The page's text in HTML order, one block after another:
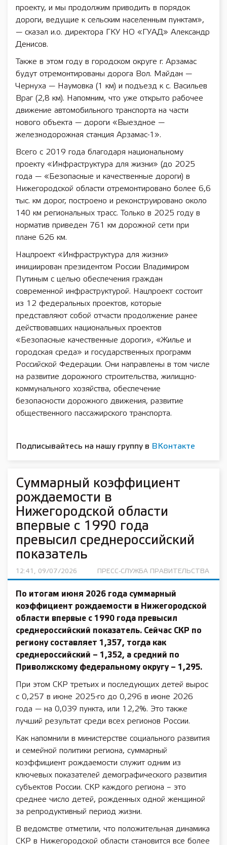
проекту, и мы продолжим приводить в порядок
дороги, ведущие к сельским населенным пунктам»,
— сказал и.о. директора ГКУ НО «ГУАД» Александр
Денисов.
Также в этом году в городском округе г. Арзамас
будут отремонтированы дорога Вол. Майдан —
Чернуха — Наумовка (1 км) и подъезд к с. Васильев
Враг (2,8 км). Напомним, что уже открыто рабочее
движение автомобильного транспорта на части
нового объекта — дороги «Выездное —
железнодорожная станция Арзамас-1».
Всего с 2019 года благодаря национальному
проекту «Инфраструктура для жизни» (до 2025
года — «Безопасные и качественные дороги) в
Нижегородской области отремонтировано более 6,6
тыс. км дорог, построено и реконструировано около
140 км региональных трасс. Только в 2025 году в
норматив приведен 761 км дорожной сети при
плане 626 км.
Нацпроект «Инфраструктура для жизни»
инициирован президентом России Владимиром
Путиным с целью обеспечения граждан
современной инфраструктурой. Нацпроект состоит
из 12 федеральных проектов, которые
представляют собой отчасти продолжение ранее
действовавших национальных проектов
«Безопасные качественные дороги», «Жилье и
городская среда» и государственных программ
Российской Федерации. Они направлены в том числе
на развитие дорожного строительства, жилищно-
коммунального хозяйства, обеспечение
безопасности дорожного движения, развитие
общественного пассажирского транспорта.
Подписывайтесь на нашу группу в ВКонтакте
Суммарный коэффициент
рождаемости в
Нижегородской области
впервые с 1990 года
превысил среднероссийский
показатель
12:41, 09/07/2026 ПРЕСС-СЛУЖБА ПРАВИТЕЛЬСТВА
По итогам июня 2026 года суммарный
коэффициент рождаемости в Нижегородской
области впервые с 1990 года превысил
среднероссийский показатель. Сейчас СКР по
региону составляет 1,357, тогда как
среднероссийский – 1,352, а средний по
Приволжскому федеральному округу – 1,295.
При этом СКР третьих и последующих детей вырос
с 0,257 в июне 2025-го до 0,296 в июне 2026
года — на 0,039 пункта, или 12,2%. Это также
лучший результат среди всех регионов России.
Как напомнили в министерстве социального развития
и семейной политики региона, суммарный
коэффициент рождаемости служит одним из
ключевых показателей демографического развития
субъектов России. СКР каждого региона – это
среднее число детей, рожденных одной женщиной
за репродуктивный период жизни.
В ведомстве отметили, что положительная динамика
СКР в Нижегородской области становится все более